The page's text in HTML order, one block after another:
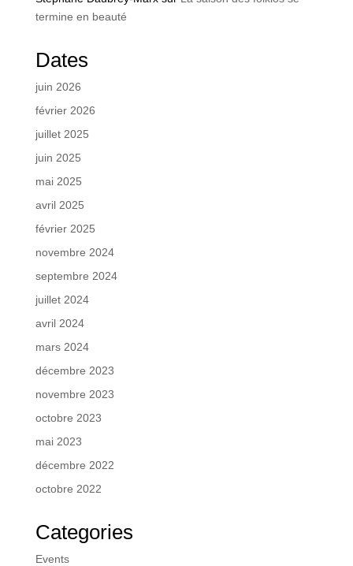
termine en beauté
Dates
juin 2026
février 2026
juillet 2025
juin 2025
mai 2025
avril 2025
février 2025
novembre 2024
septembre 2024
juillet 2024
avril 2024
mars 2024
décembre 2023
novembre 2023
octobre 2023
mai 2023
décembre 2022
octobre 2022
Categories
Events